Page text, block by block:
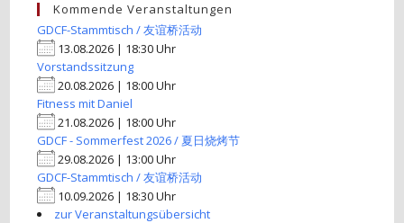
Kommende Veranstaltungen
GDCF-Stammtisch / 友谊桥活动
13.08.2026 | 18:30 Uhr
Vorstandssitzung
20.08.2026 | 18:00 Uhr
Fitness mit Daniel
21.08.2026 | 18:00 Uhr
GDCF - Sommerfest 2026 / 夏日烧烤节
29.08.2026 | 13:00 Uhr
GDCF-Stammtisch / 友谊桥活动
10.09.2026 | 18:30 Uhr
zur Veranstaltungsübersicht